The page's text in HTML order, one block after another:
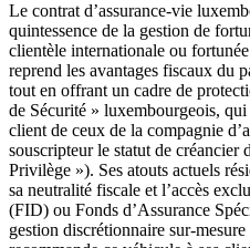
Le contrat d’assurance-vie
quintessence de la gestion de
clientèle internationale ou
reprend les avantages fiscaux du
tout en offrant un cadre de
de Sécurité » luxembourgeois,
client de ceux de la compagnie
souscripteur le statut de créancier
Privilège »). Ses atouts actuels
sa neutralité fiscale et l’accès
(FID) ou Fonds d’Assurance
gestion discrétionnaire sur-